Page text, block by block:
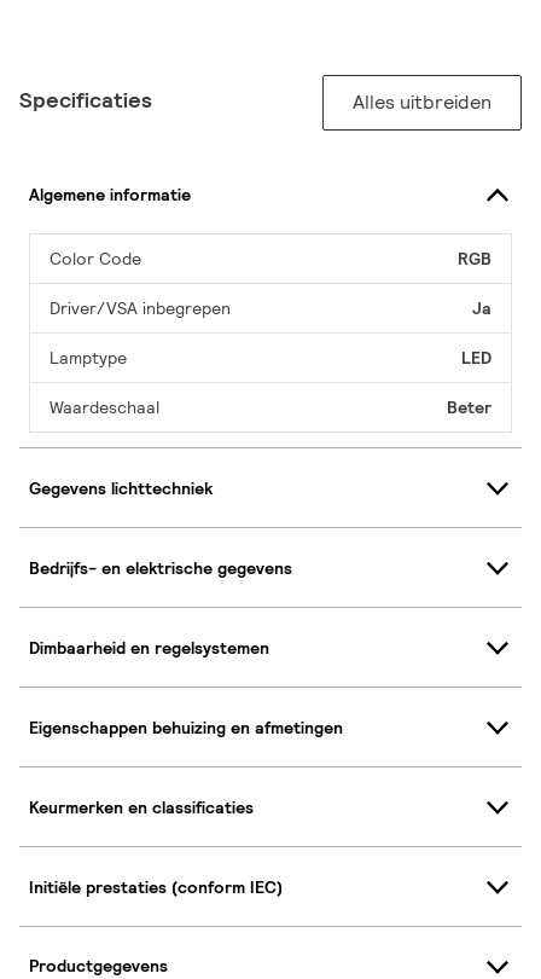
Specificaties Alles uitbreiden
Algemene informatie
Color Code RGB
Driver/VSA inbegrepen Ja
Lamptype LED
Waardeschaal Beter
Gegevens lichttechniek
Bedrijfs- en elektrische gegevens
Dimbaarheid en regelsystemen
Eigenschappen behuizing en afmetingen
Keurmerken en classificaties
Initiële prestaties (conform IEC)
Productgegevens